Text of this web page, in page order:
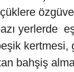
yerlerde
kertmesi,
bahşiş